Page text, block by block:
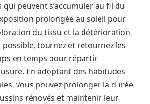
qui peuvent s’accumuler au fil du
prolongée au soleil pour
du tissu et la détérioration
possible, tournez et retournez les
en temps pour répartir
En adoptant des habitudes
vous pouvez prolonger la durée
rénovés et maintenir leur